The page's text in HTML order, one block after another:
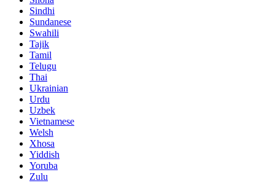
Sindhi
Sundanese
Swahili
Tajik
Tamil
Telugu
Thai
Ukrainian
Urdu
Uzbek
Vietnamese
Welsh
Xhosa
Yiddish
Yoruba
Zulu